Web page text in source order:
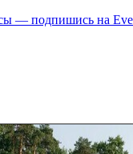
— подпишись на